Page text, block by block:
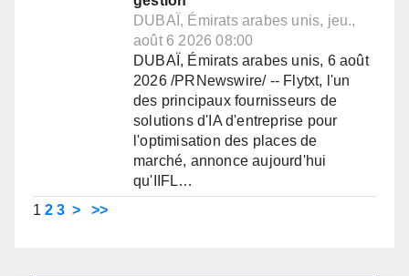
DUBAÏ, Émirats arabes unis, jeu.,
août 6 2026 08:00
DUBAÏ, Émirats arabes unis, 6 août
2026 /PRNewswire/ -- Flytxt, l'un
des principaux fournisseurs de
solutions d'IA d'entreprise pour
l'optimisation des places de
marché, annonce aujourd'hui
qu'IIFL…
1 2 3 > >>